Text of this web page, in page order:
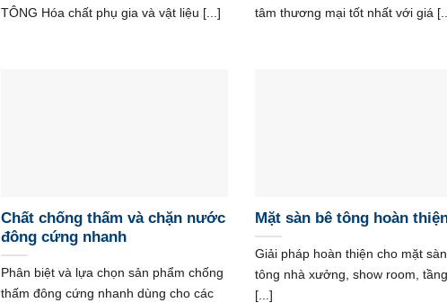
TÔNG Hóa chất phụ gia và vật liệu [...]
tâm thương mại tốt nhất với giá
Chất chống thấm và chặn nước
đông cứng nhanh
Phân biệt và lựa chọn sản phẩm chống
thấm đông cứng nhanh dùng cho các
Mặt sàn bê tông hoàn
Giải pháp hoàn thiện cho mặt
tông nhà xưởng, show room,
[...]